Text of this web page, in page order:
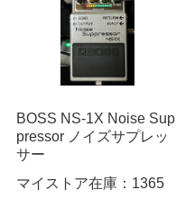
BOSS NS-1X Noise Sup
pressor ノイズサプレッ
サー
マイストア在庫： 1365